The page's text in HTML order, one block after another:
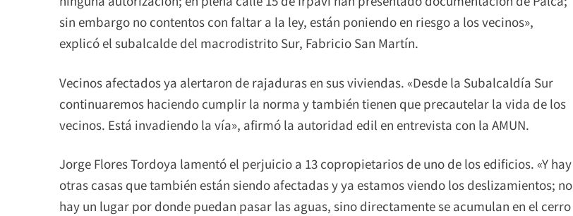
sin embargo no contentos con faltar a la ley, están poniendo en riesgo a los vecinos»,
explicó el subalcalde del macrodistrito Sur, Fabricio San Martín.
Vecinos afectados ya alertaron de rajaduras en sus viviendas. «Desde la Subalcaldía Sur
continuaremos haciendo cumplir la norma y también tienen que precautelar la vida de los
vecinos. Está invadiendo la vía», afirmó la autoridad edil en entrevista con la AMUN.
Jorge Flores Tordoya lamentó el perjuicio a 13 copropietarios de uno de los edificios. «Y hay
otras casas que también están siendo afectadas y ya estamos viendo los deslizamientos; no
hay un lugar por donde puedan pasar las aguas, sino directamente se acumulan en el cerro